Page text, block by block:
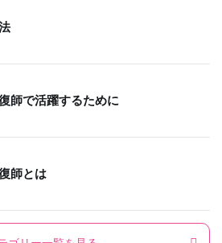
師で活躍するために
師とは